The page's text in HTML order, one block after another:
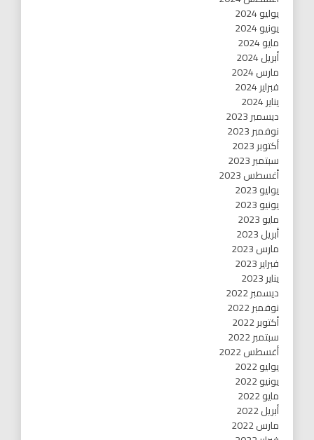
يوليو 2024
يونيو 2024
مايو 2024
أبريل 2024
مارس 2024
فبراير 2024
يناير 2024
ديسمبر 2023
نوفمبر 2023
أكتوبر 2023
سبتمبر 2023
أغسطس 2023
يوليو 2023
يونيو 2023
مايو 2023
أبريل 2023
مارس 2023
فبراير 2023
يناير 2023
ديسمبر 2022
نوفمبر 2022
أكتوبر 2022
سبتمبر 2022
أغسطس 2022
يوليو 2022
يونيو 2022
مايو 2022
أبريل 2022
مارس 2022